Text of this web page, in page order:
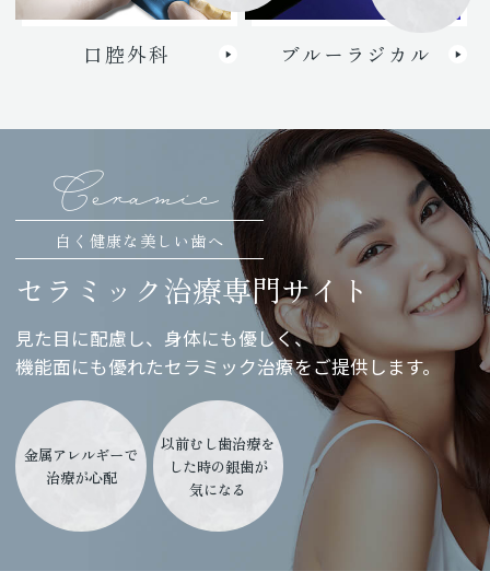
口腔外科 ブルーラジカル
Ceramic
白く健康な美しい歯へ
セラミック治療専門サイト
見た目に配慮し、身体にも優しく、
機能面にも優れたセラミック治療をご提供します。
金属アレルギーで
治療が心配
以前むし歯治療を
した時の銀歯が
気になる